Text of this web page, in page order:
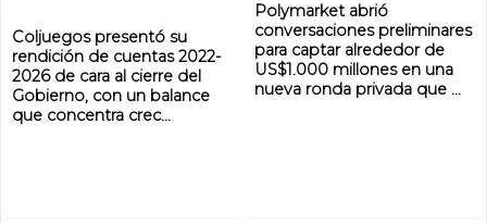
Coljuegos presentó su
rendición de cuentas 2022-
2026 de cara al cierre del
Gobierno, con un balance
que concentra crec...
Polymarket abrió
conversaciones preliminares
para captar alrededor de
US$1.000 millones en una
nueva ronda privada que ...